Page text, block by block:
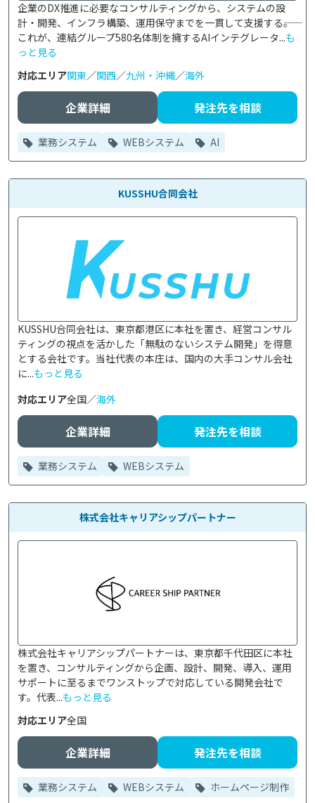
企業のDX推進に必要なコンサルティングから、システムの設
計・開発、インフラ構築、運用保守までを一貫して支援する――。
これが、連結グループ580名体制を擁するAIインテグレータ...も
っと見る
対応エリア関東／関西／九州・沖縄／海外
企業詳細 発注先を相談
業務システム WEBシステム AI
KUSSHU合同会社
KUSSHU合同会社は、東京都港区に本社を置き、経営コンサル
ティングの視点を活かした「無駄のないシステム開発」を得意
とする会社です。当社代表の本庄は、国内の大手コンサル会社
に...もっと見る
対応エリア全国／海外
企業詳細 発注先を相談
業務システム WEBシステム
株式会社キャリアシップパートナー
株式会社キャリアシップパートナーは、東京都千代田区に本社
を置き、コンサルティングから企画、設計、開発、導入、運用
サポートに至るまでワンストップで対応している開発会社で
す。代表...もっと見る
対応エリア全国
企業詳細 発注先を相談
業務システム WEBシステム ホームページ制作